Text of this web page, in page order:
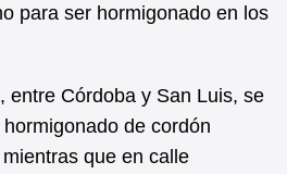
para ser hormigonado en los
entre Córdoba y San Luis, se
de cordón
que en calle